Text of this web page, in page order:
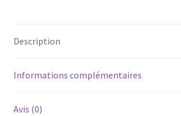
MS
Description
Informations complémentaires
Avis (0)